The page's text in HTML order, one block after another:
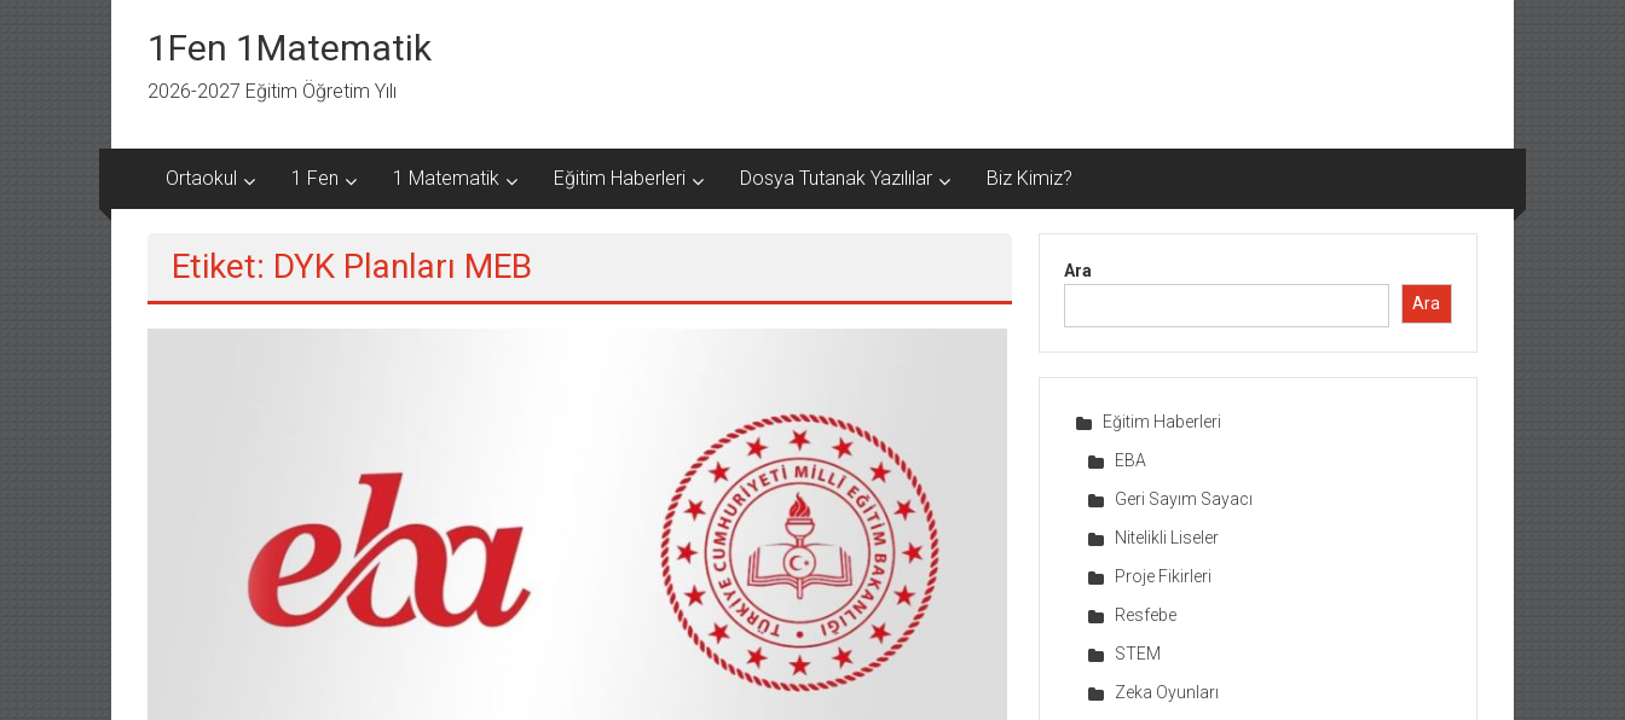
1Fen 1Matematik
2026-2027 Eğitim Öğretim Yılı
Ortaokul 1 Fen 1 Matematik Eğitim Haberleri Dosya Tutanak Yazılılar Biz Kimiz?
Etiket: DYK Planları MEB
Ara
Ara
Eğitim Haberleri
EBA
Geri Sayım Sayacı
Nitelikli Liseler
Proje Fikirleri
Resfebe
STEM
Zeka Oyunları